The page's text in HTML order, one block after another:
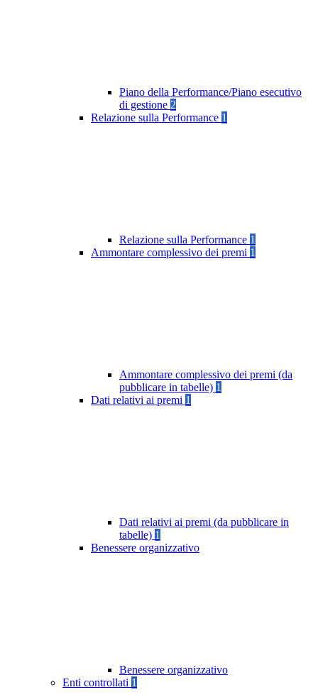
Piano della Performance/Piano esecutivo
di gestione 2
Relazione sulla Performance 1
Relazione sulla Performance 1
Ammontare complessivo dei premi 1
Ammontare complessivo dei premi (da
pubblicare in tabelle) 1
Dati relativi ai premi 1
Dati relativi ai premi (da pubblicare in
tabelle) 1
Benessere organizzativo
Benessere organizzativo
Enti controllati 1